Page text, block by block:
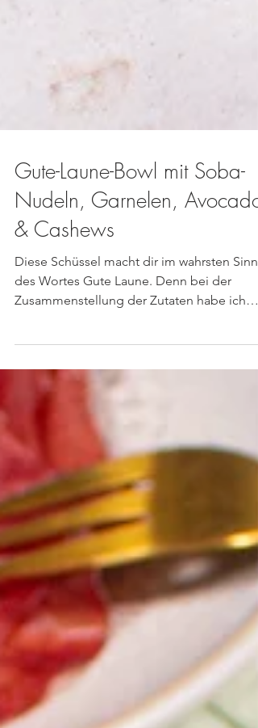
Gute-Laune-Bowl mit Soba-
Nudeln, Garnelen, Avocado
& Cashews
Diese Schüssel macht dir im wahrsten Sinne
des Wortes Gute Laune. Denn bei der
Zusammenstellung der Zutaten habe ich
darauf geachtet,...